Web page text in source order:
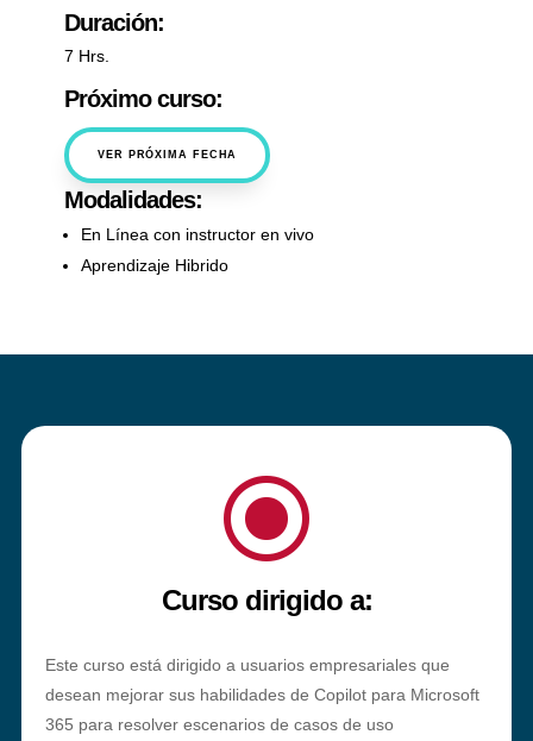
Duración:
7 Hrs.
Próximo curso:
VER PRÓXIMA FECHA
Modalidades:
En Línea con instructor en vivo
Aprendizaje Hibrido
\
Curso dirigido a:
Este curso está dirigido a usuarios empresariales que
desean mejorar sus habilidades de Copilot para Microsoft
365 para resolver escenarios de casos de uso